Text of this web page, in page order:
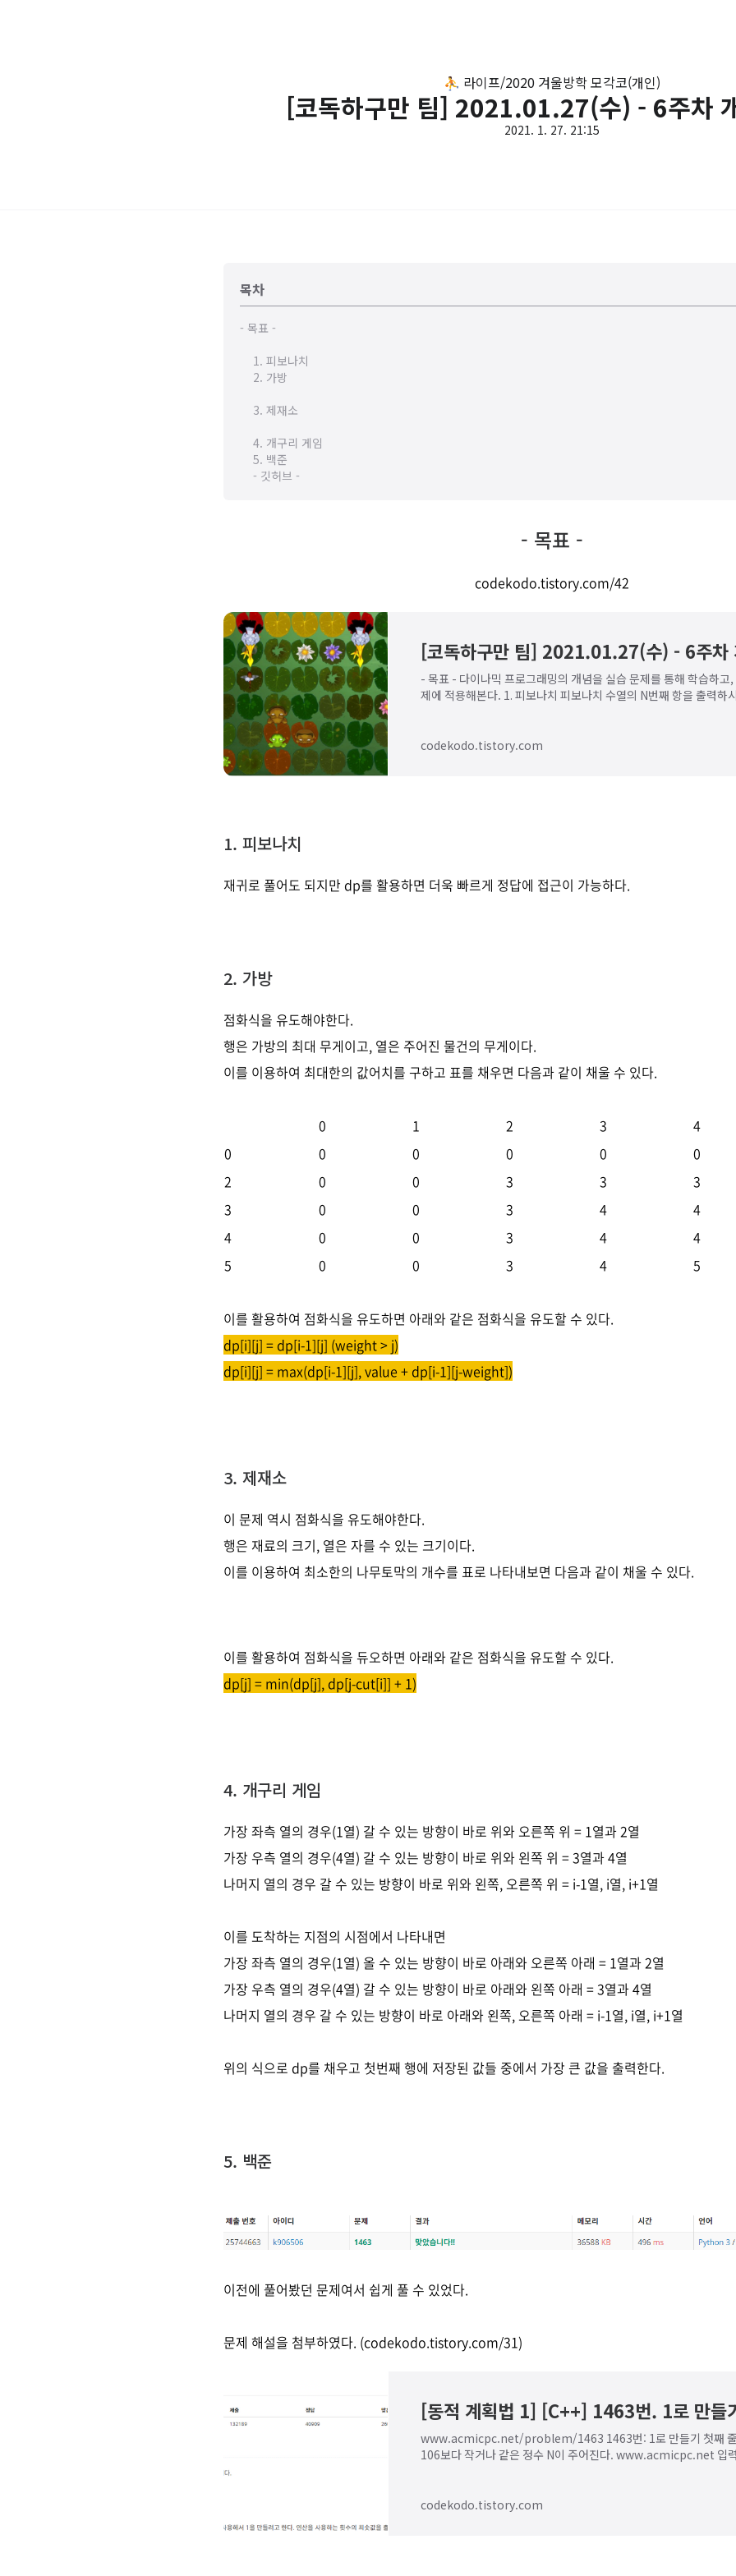
⛹️ 라이프/2020 겨울방학 모각코(개인)
[코독하구만 팀] 2021.01.27(수) - 6주차
2021. 1. 27. 21:15
목차
- 목표 -
1. 피보나치
2. 가방
3. 제재소
4. 개구리 게임
5. 백준
- 깃허브 -
- 목표 -
codekodo.tistory.com/42
[코독하구만 팀] 2021.01.27(수) - 6주차
- 목표 - 다이나믹 프로그래밍의 개념을 실습 문제를 통해 학습하고
제에 적용해본다. 1. 피보나치 피보나치 수열의 N번째 항을 출력하
codekodo.tistory.com
1. 피보나치
재귀로 풀어도 되지만 dp를 활용하면 더욱 빠르게 정답에 접근이 가능하다.
2. 가방
점화식을 유도해야한다.
행은 가방의 최대 무게이고, 열은 주어진 물건의 무게이다.
이를 이용하여 최대한의 값어치를 구하고 표를 채우면 다음과 같이 채울 수 있다.
0 1 2 3 4
0
0 0 0 0 0
2
0 0 3 3 3
3
0 0 3 4 4
4
0 0 3 4 4
5
0 0 3 4 5
이를 활용하여 점화식을 유도하면 아래와 같은 점화식을 유도할 수 있다.
dp[i][j] = dp[i-1][j] (weight > j)
dp[i][j] = max(dp[i-1][j], value + dp[i-1][j-weight])
3. 제재소
이 문제 역시 점화식을 유도해야한다.
행은 재료의 크기, 열은 자를 수 있는 크기이다.
이를 이용하여 최소한의 나무토막의 개수를 표로 나타내보면 다음과 같이 채울 수 있다.
이를 활용하여 점화식을 듀오하면 아래와 같은 점화식을 유도할 수 있다.
dp[j] = min(dp[j], dp[j-cut[i]] + 1)
4. 개구리 게임
가장 좌측 열의 경우(1열) 갈 수 있는 방향이 바로 위와 오른쪽 위 = 1열과 2열
가장 우측 열의 경우(4열) 갈 수 있는 방향이 바로 위와 왼쪽 위 = 3열과 4열
나머지 열의 경우 갈 수 있는 방향이 바로 위와 왼쪽, 오른쪽 위 = i-1열, i열, i+1열
이를 도착하는 지점의 시점에서 나타내면
가장 좌측 열의 경우(1열) 올 수 있는 방향이 바로 아래와 오른쪽 아래 = 1열과 2열
가장 우측 열의 경우(4열) 갈 수 있는 방향이 바로 아래와 왼쪽 아래 = 3열과 4열
나머지 열의 경우 갈 수 있는 방향이 바로 아래와 왼쪽, 오른쪽 아래 = i-1열, i열, i+1열
위의 식으로 dp를 채우고 첫번째 행에 저장된 값들 중에서 가장 큰 값을 출력한다.
5. 백준
이전에 풀어봤던 문제여서 쉽게 풀 수 있었다.
문제 해설을 첨부하였다. (codekodo.tistory.com/31)
[동적 계획법 1] [C++] 1463번. 1로 만들
www.acmicpc.net/problem/1463 1463번: 1로 만들기 첫째 줄
106보다 작거나 같은 정수 N이 주어진다. www.acmicpc.net 입
codekodo.tistory.com